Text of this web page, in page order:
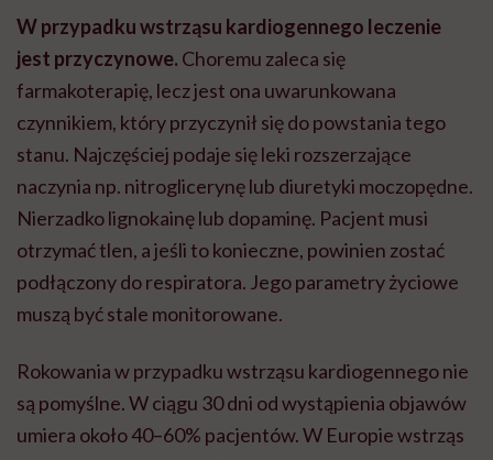
W przypadku wstrząsu kardiogennego leczenie
jest przyczynowe. Choremu zaleca się
farmakoterapię, lecz jest ona uwarunkowana
czynnikiem, który przyczynił się do powstania tego
stanu. Najczęściej podaje się leki rozszerzające
naczynia np. nitroglicerynę lub diuretyki moczopędne.
Nierzadko lignokainę lub dopaminę. Pacjent musi
otrzymać tlen, a jeśli to konieczne, powinien zostać
podłączony do respiratora. Jego parametry życiowe
muszą być stale monitorowane.
Rokowania w przypadku wstrząsu kardiogennego nie
są pomyślne. W ciągu 30 dni od wystąpienia objawów
umiera około 40–60% pacjentów. W Europie wstrząs